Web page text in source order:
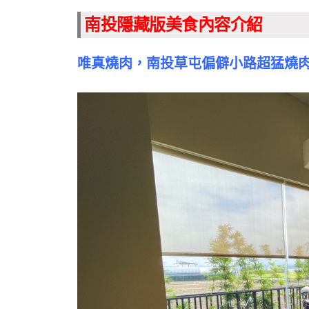
南投隱藏版美食內容介紹
唯真燒肉，南投草屯偏僻小路超猛燒